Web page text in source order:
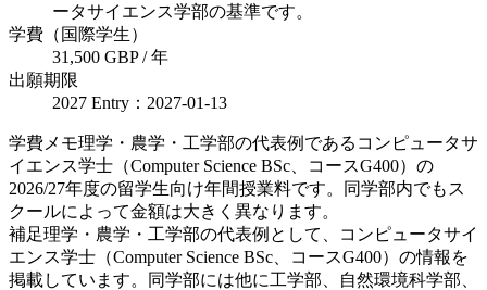
ータサイエンス学部の基準です。
学費（国際学生）
31,500 GBP / 年
出願期限
2027 Entry：2027-01-13
学費メモ理学・農学・工学部の代表例であるコンピュータサ
イエンス学士（Computer Science BSc、コースG400）の
2026/27年度の留学生向け年間授業料です。同学部内でもス
クールによって金額は大きく異なります。
補足理学・農学・工学部の代表例として、コンピュータサイ
エンス学士（Computer Science BSc、コースG400）の情報を
掲載しています。同学部には他に工学部、自然環境科学部、